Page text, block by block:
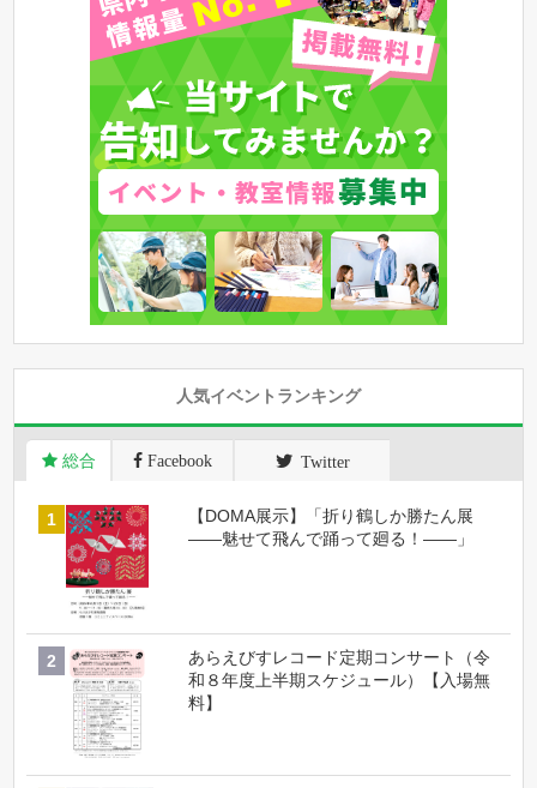
人気イベントランキング
総合 Facebook Twitter
【DOMA展示】「折り鶴しか勝たん展
――魅せて飛んで踊って廻る！――」
あらえびすレコード定期コンサート（令
和８年度上半期スケジュール）【入場無
料】